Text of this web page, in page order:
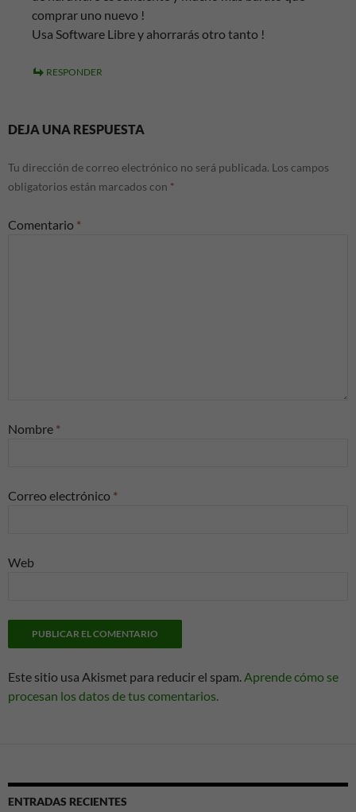
comprar uno nuevo !
Usa Software Libre y ahorrarás otro tanto !
RESPONDER
DEJA UNA RESPUESTA
Tu dirección de correo electrónico no será publicada. Los campos
obligatorios están marcados con *
Comentario *
Nombre *
Correo electrónico *
Web
Este sitio usa Akismet para reducir el spam.Aprende cómo se
procesan los datos de tus comentarios.
ENTRADAS RECIENTES